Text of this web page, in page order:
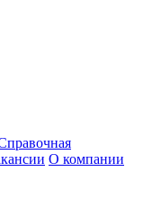
О компании